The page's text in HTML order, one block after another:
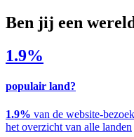
Ben jij een
1.9%
populair land?
1.9% van de website-
het overzicht van alle landen